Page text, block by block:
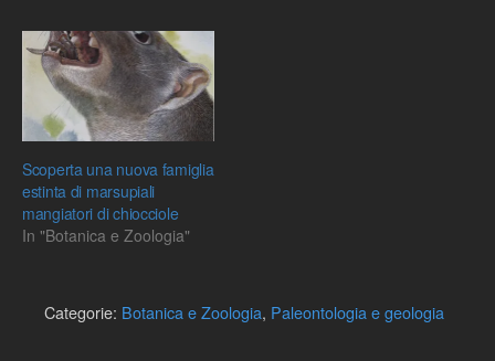
Scoperta una nuova famiglia
estinta di marsupiali
mangiatori di chiocciole
In "Botanica e Zoologia"
Categorie: Botanica e Zoologia, Paleontologia e geologia